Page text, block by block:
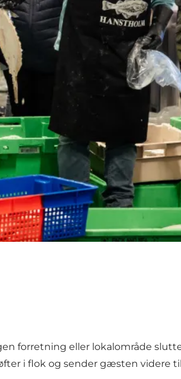
forretning eller lokalområde
i flok og sender gæsten videre